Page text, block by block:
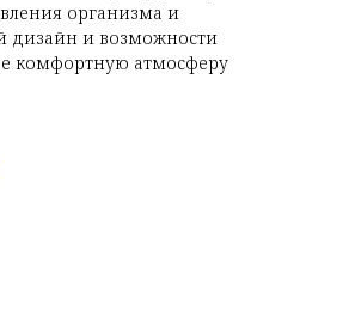
организма и
дизайн и возможности
комфортную атмосферу